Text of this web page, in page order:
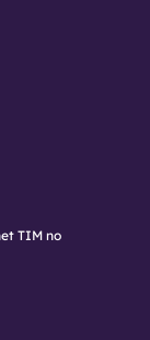
TIM no